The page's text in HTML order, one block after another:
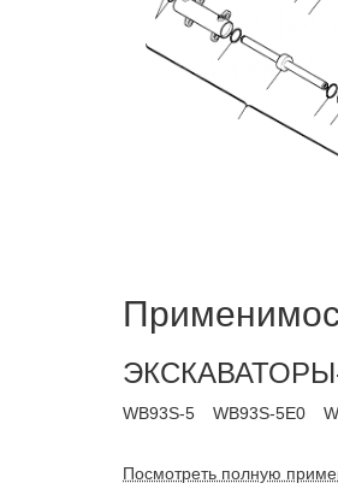
WB93S-5 WB93S-5E0
Посмотреть полную